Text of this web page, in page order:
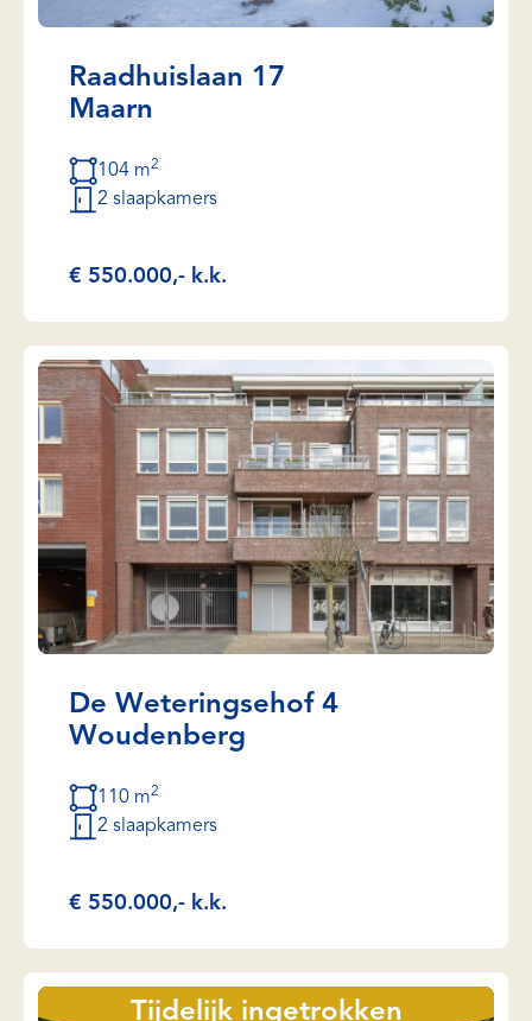
Raadhuislaan 17
Maarn
104 m2
2 slaapkamers
€ 550.000,- k.k.
De Weteringsehof 4
Woudenberg
110 m2
2 slaapkamers
€ 550.000,- k.k.
Tijdelijk ingetrokken